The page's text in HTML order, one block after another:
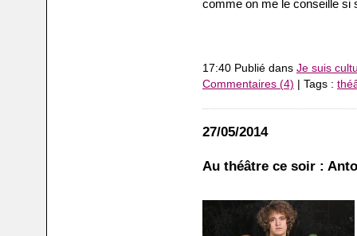
comme on me le conseille
17:40 Publié dans Je suis
Commentaires (4) | Tags :
27/05/2014
Au théâtre ce soir :